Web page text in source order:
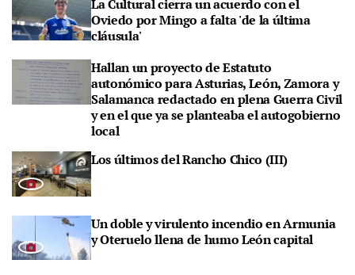
La Cultural cierra un acuerdo con el
Oviedo por Mingo a falta 'de la última
cláusula'
Hallan un proyecto de Estatuto
autonómico para Asturias, León, Zamora y
Salamanca redactado en plena Guerra Civil
y en el que ya se planteaba el autogobierno
local
Los últimos del Rancho Chico (III)
Un doble y virulento incendio en Armunia
y Oteruelo llena de humo León capital